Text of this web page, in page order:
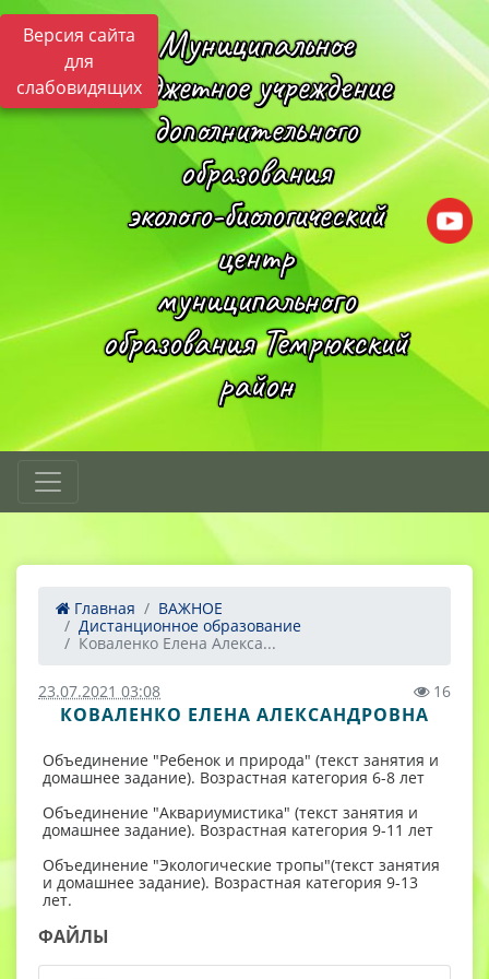
Версия сайта
для
слабовидящих
Муниципальное
бюджетное учреждение
дополнительного
образования
эколого-биологический
центр
муниципального
образования Темрюкский
район
Главная
ВАЖНОЕ
Дистанционное образование
Коваленко Елена Алекса...
23.07.2021 03:08 16
КОВАЛЕНКО ЕЛЕНА АЛЕКСАНДРОВНА
Объединение "Ребенок и природа" (текст занятия и
домашнее задание). Возрастная категория 6-8 лет
Объединение "Аквариумистика" (текст занятия и
домашнее задание). Возрастная категория 9-11 лет
Объединение "Экологические тропы"(текст занятия
и домашнее задание). Возрастная категория 9-13
лет.
ФАЙЛЫ